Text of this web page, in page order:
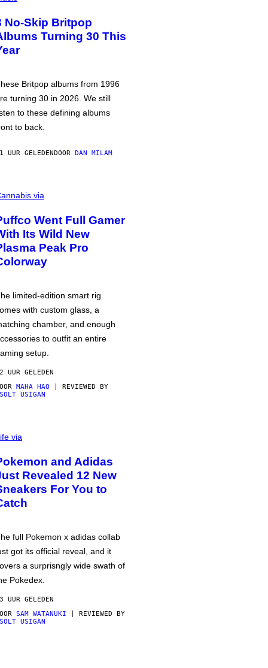
No-Skip Britpop
Turning 30 This
Britpop albums from 1996
turning 30 in 2026. We still
to these defining albums
to back.
UUR GELEDENDOOR DAN MILAM
via
Went Full Gamer
Its Wild New
Peak Pro
limited-edition smart rig
with custom glass, a
chamber, and enough
to outfit an entire
setup.
UUR GELEDEN
MAHA HAQ | REVIEWED BY
USIGAN
via
and Adidas
Revealed 12 New
For You to
full Pokemon x adidas collab
got its official reveal, and it
a surprisngly wide swath of
Pokedex.
UUR GELEDEN
SAM WATANUKI | REVIEWED BY
USIGAN